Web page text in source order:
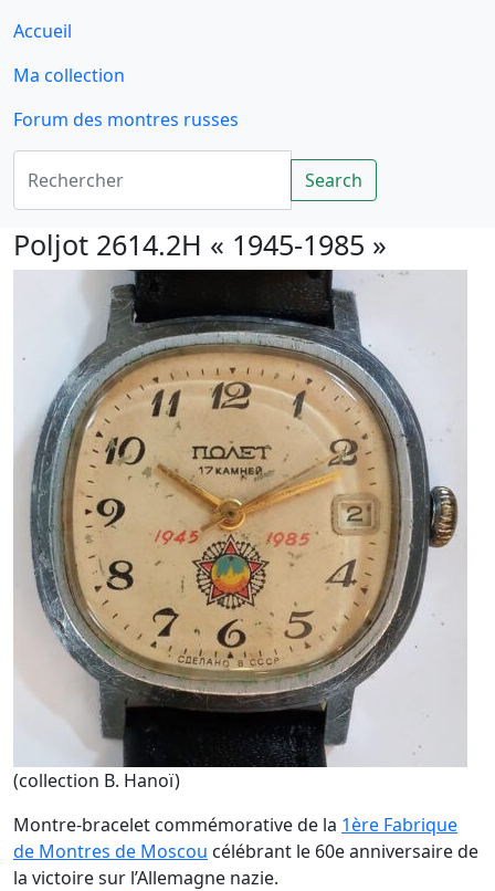
Accueil
Ma collection
Forum des montres russes
Rechercher
Search
Poljot 2614.2H « 1945-1985 »
(collection B. Hanoï)
Montre-bracelet commémorative de la 1ère Fabrique
de Montres de Moscou célébrant le 60e anniversaire de
la victoire sur l’Allemagne nazie.